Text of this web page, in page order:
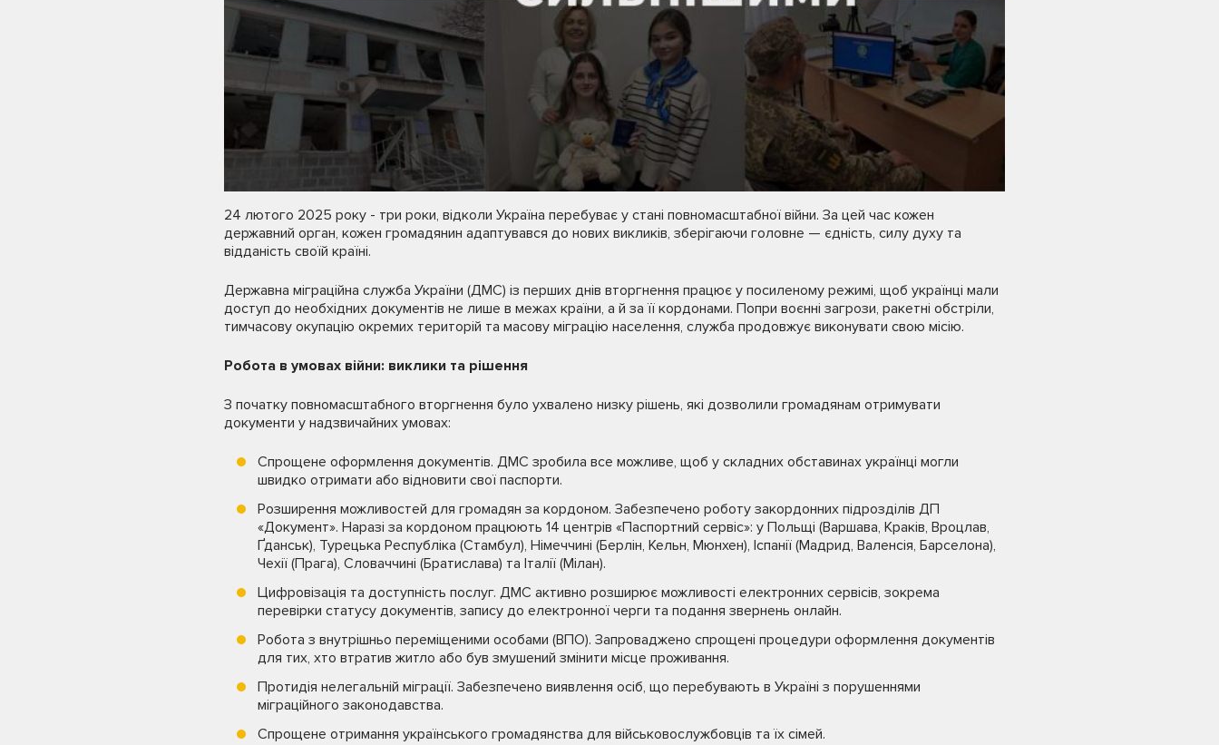
24 лютого 2025 року - три роки, відколи Україна перебуває у стані повномасштабної війни. За цей час кожен
державний орган, кожен громадянин адаптувався до нових викликів, зберігаючи головне — єдність, силу духу та
відданість своїй країні.
Державна міграційна служба України (ДМС) із перших днів вторгнення працює у посиленому режимі, щоб українці мали
доступ до необхідних документів не лише в межах країни, а й за її кордонами. Попри воєнні загрози, ракетні обстріли,
тимчасову окупацію окремих територій та масову міграцію населення, служба продовжує виконувати свою місію.
Робота в умовах війни: виклики та рішення
З початку повномасштабного вторгнення було ухвалено низку рішень, які дозволили громадянам отримувати
документи у надзвичайних умовах:
Спрощене оформлення документів. ДМС зробила все можливе, щоб у складних обставинах українці могли
швидко отримати або відновити свої паспорти.
Розширення можливостей для громадян за кордоном. Забезпечено роботу закордонних підрозділів ДП
«Документ». Наразі за кордоном працюють 14 центрів «Паспортний сервіс»: у Польщі (Варшава, Краків, Вроцлав,
Ґданськ), Турецька Республіка (Стамбул), Німеччині (Берлін, Кельн, Мюнхен), Іспанії (Мадрид, Валенсія, Барселона),
Чехії (Прага), Словаччині (Братислава) та Італії (Мілан).
Цифровізація та доступність послуг. ДМС активно розширює можливості електронних сервісів, зокрема
перевірки статусу документів, запису до електронної черги та подання звернень онлайн.
Робота з внутрішньо переміщеними особами (ВПО). Запроваджено спрощені процедури оформлення документів
для тих, хто втратив житло або був змушений змінити місце проживання.
Протидія нелегальній міграції. Забезпечено виявлення осіб, що перебувають в Україні з порушеннями
міграційного законодавства.
Спрощене отримання українського громадянства для військовослужбовців та їх сімей.